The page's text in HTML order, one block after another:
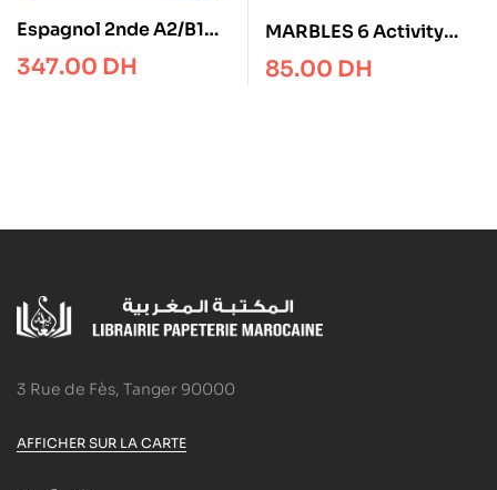
Espagnol 2nde A2/B1
Via Libre !
347.00 DH
MARBLES 6 Activity
Book
85.00 DH
3 Rue de Fès, Tanger 90000
AFFICHER SUR LA CARTE